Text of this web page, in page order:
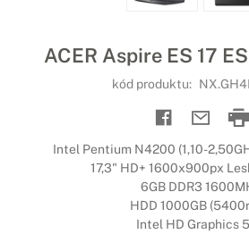
ACER Aspire ES 17
kód produktu:
Intel Pentium N4200 (1,10-
17,3" HD+ 1600x900px
6GB DDR3
HDD 1000GB
Intel HD Graphics